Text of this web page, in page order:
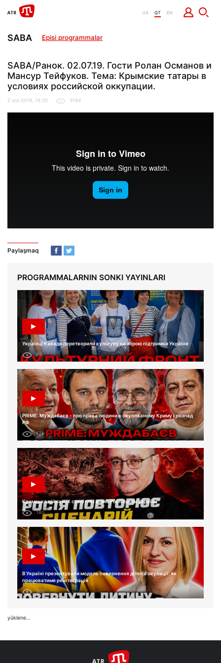
UA QT EN
SABA Episi programmalar
SABA/Ранок. 02.07.19. Гости Ролан Османов и
Мансур Тейфуков. Тема: Крымские татары в
условиях российской оккупации.
2 iyül 2019, 16:20 3164
Paylaşmaq
PROGRAMMALARNIN SONKI YAYINLARI
Українці Канади перетворили культуру на зброю підтримки України
89
PRIME: Муждабаєв - про права людини в окупованому Криму і розпад
РФ
171
Кримська війна XIX століття і війна Росії проти України
180
В Україні презентували модель повернення дітей з окупації: як
працюватиме реінтеграція
300
yüklene...